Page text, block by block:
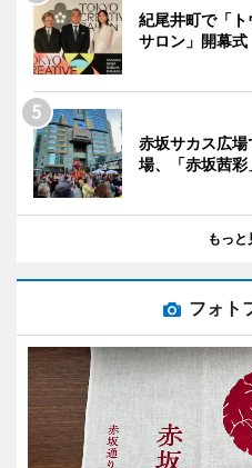
紀尾井町で「ト
サロン」開幕
赤坂サカス広
場、「赤坂茜彩
もっと
フォト